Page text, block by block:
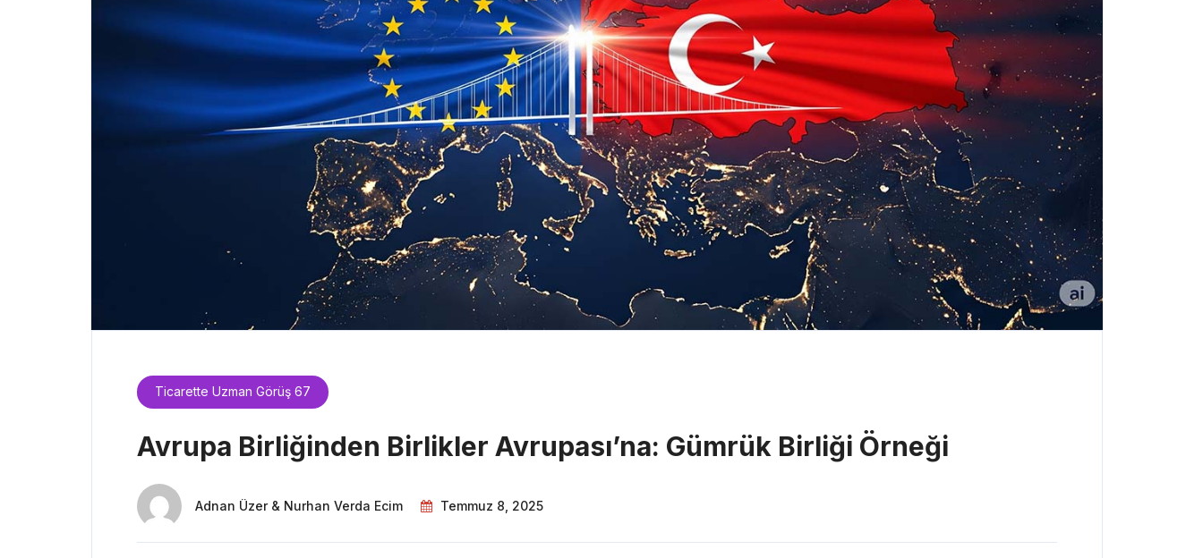
Ticarette Uzman Görüş 67
Avrupa Birliğinden Birlikler Avrupası’na: Gümrük Birliği Örneği
Adnan Üzer & Nurhan Verda Ecim Temmuz 8, 2025